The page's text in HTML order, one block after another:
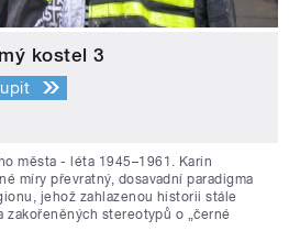
kostel 3
města - léta 1945–1961. Karin
míry převratný, dosavadní paradigma
jehož zahlazenou historii stále
zakořeněných stereotypů o „černé